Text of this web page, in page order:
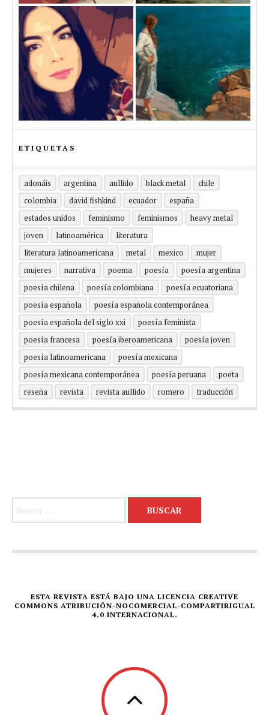
ETIQUETAS
adonáis argentina aullido black metal
chile
colombia
david fishkind ecuador
españa
estados unidos
feminismo feminismos
heavy metal
joven
latinoamérica
literatura
literatura latinoamericana
metal mexico
mujer
mujeres
narrativa poema poesía
poesía argentina
poesía chilena
poesía colombiana
poesía ecuatoriana
poesía española
poesía española contemporánea
poesía española del siglo xxi
poesía feminista
poesía francesa
poesía iberoamericana
poesía joven
poesía latinoamericana
poesía mexicana
poesía mexicana contemporánea
poesía peruana
poeta
reseña
revista revista aullido romero traducción
ESTA REVISTA ESTÁ BAJO UNA LICENCIA CREATIVE
COMMONS ATRIBUCIÓN-NOCOMERCIAL-COMPARTIRIGUAL
4.0 INTERNACIONAL.